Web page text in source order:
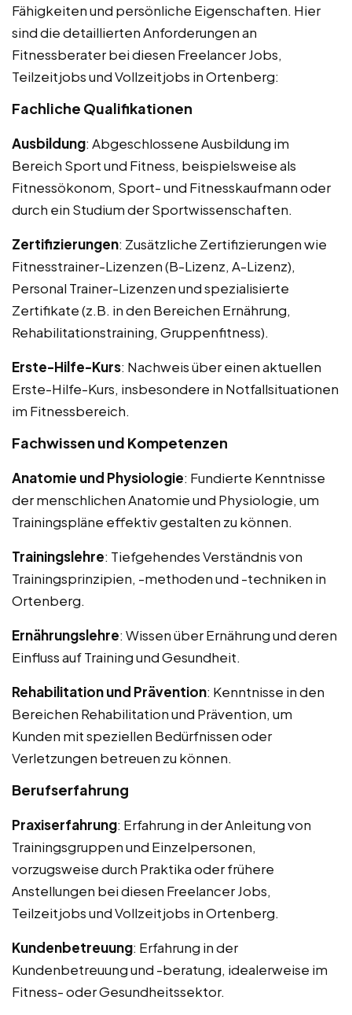
Fähigkeiten und persönliche Eigenschaften. Hier
sind die detaillierten Anforderungen an
Fitnessberater bei diesen Freelancer Jobs,
Teilzeitjobs und Vollzeitjobs in Ortenberg:
Fachliche Qualifikationen
Ausbildung: Abgeschlossene Ausbildung im
Bereich Sport und Fitness, beispielsweise als
Fitnessökonom, Sport- und Fitnesskaufmann oder
durch ein Studium der Sportwissenschaften.
Zertifizierungen: Zusätzliche Zertifizierungen wie
Fitnesstrainer-Lizenzen (B-Lizenz, A-Lizenz),
Personal Trainer-Lizenzen und spezialisierte
Zertifikate (z.B. in den Bereichen Ernährung,
Rehabilitationstraining, Gruppenfitness).
Erste-Hilfe-Kurs: Nachweis über einen aktuellen
Erste-Hilfe-Kurs, insbesondere in Notfallsituationen
im Fitnessbereich.
Fachwissen und Kompetenzen
Anatomie und Physiologie: Fundierte Kenntnisse
der menschlichen Anatomie und Physiologie, um
Trainingspläne effektiv gestalten zu können.
Trainingslehre: Tiefgehendes Verständnis von
Trainingsprinzipien, -methoden und -techniken in
Ortenberg.
Ernährungslehre: Wissen über Ernährung und deren
Einfluss auf Training und Gesundheit.
Rehabilitation und Prävention: Kenntnisse in den
Bereichen Rehabilitation und Prävention, um
Kunden mit speziellen Bedürfnissen oder
Verletzungen betreuen zu können.
Berufserfahrung
Praxiserfahrung: Erfahrung in der Anleitung von
Trainingsgruppen und Einzelpersonen,
vorzugsweise durch Praktika oder frühere
Anstellungen bei diesen Freelancer Jobs,
Teilzeitjobs und Vollzeitjobs in Ortenberg.
Kundenbetreuung: Erfahrung in der
Kundenbetreuung und -beratung, idealerweise im
Fitness- oder Gesundheitssektor.